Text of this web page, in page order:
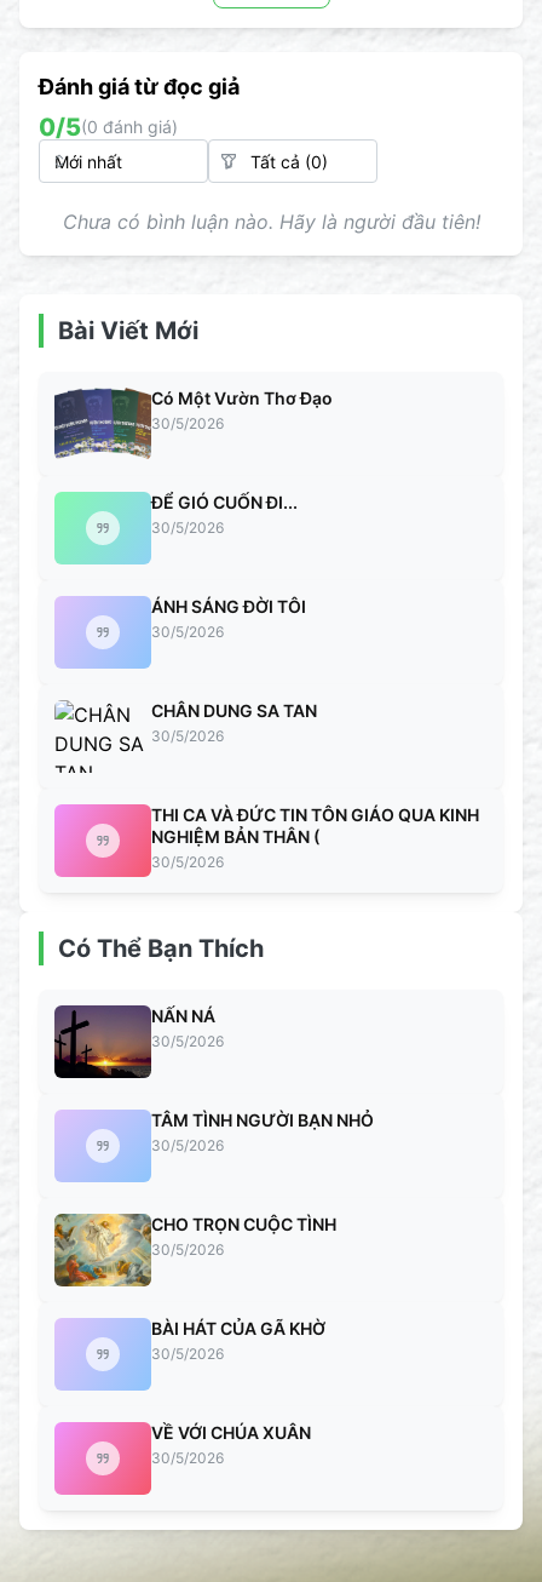
Đánh giá từ đọc giả
0/5(0 đánh giá)
Chưa có bình luận nào. Hãy là người đầu tiên!
Bài Viết Mới
Có Một Vườn Thơ Đạo
30/5/2026
ĐỂ GIÓ CUỐN ĐI...
30/5/2026
ÁNH SÁNG ĐỜI TÔI
30/5/2026
CHÂN DUNG SA TAN
30/5/2026
THI CA VÀ ĐỨC TIN TÔN GIÁO QUA KINH
NGHIỆM BẢN THÂN (
30/5/2026
Có Thể Bạn Thích
NẤN NÁ
30/5/2026
TÂM TÌNH NGƯỜI BẠN NHỎ
30/5/2026
CHO TRỌN CUỘC TÌNH
30/5/2026
BÀI HÁT CỦA GÃ KHỜ
30/5/2026
VỀ VỚI CHÚA XUÂN
30/5/2026